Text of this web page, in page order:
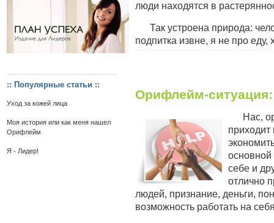
:: Популярные статьи ::
Уход за кожей лица
Моя история или как меня нашел
Орифлейм
Я - Лидер!
люди находятся в
Так устроена природа:
подпитка извне, я не про еду,
Орифлейм-
Нас,
основной
себе и
отлично
людей, признание, деньги,
возможность работать на